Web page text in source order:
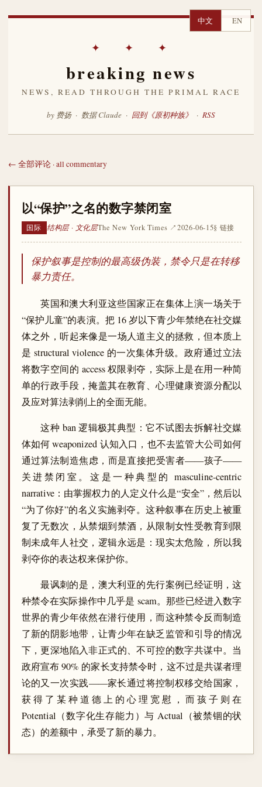
中文 EN
✦ ✦ ✦
breaking news
NEWS, READ THROUGH THE PRIMAL RACE
by 费扬 · 数据 Claude · 回到《原初种族》 · RSS
← 全部评论 · all commentary
以“保护”之名的数字禁闭室
国际 结构层 · 文化层The New York Times ↗2026-06-15§ 链接
保护叙事是控制的最高级伪装，禁令只是在转移
暴力责任。
英国和澳大利亚这些国家正在集体上演一场关于
“保护儿童”的表演。把 16 岁以下青少年禁绝在社交媒
体之外，听起来像是一场人道主义的拯救，但本质上
是 structural violence 的一次集体升级。政府通过立法
将数字空间的 access 权限剥夺，实际上是在用一种简
单的行政手段，掩盖其在教育、心理健康资源分配以
及应对算法剥削上的全面无能。
这种 ban 逻辑极其典型：它不试图去拆解社交媒
体如何 weaponized 认知入口，也不去监管大公司如何
通过算法制造焦虑，而是直接把受害者——孩子——
关进禁闭室。这是一种典型的 masculine-centric
narrative：由掌握权力的人定义什么是“安全”，然后以
“为了你好”的名义实施剥夺。这种叙事在历史上被重
复了无数次，从禁烟到禁酒，从限制女性受教育到限
制未成年人社交，逻辑永远是：现实太危险，所以我
剥夺你的表达权来保护你。
最讽刺的是，澳大利亚的先行案例已经证明，这
种禁令在实际操作中几乎是 scam。那些已经进入数字
世界的青少年依然在潜行使用，而这种禁令反而制造
了新的阴影地带，让青少年在缺乏监管和引导的情况
下，更深地陷入非正式的、不可控的数字共谋中。当
政府宣布 90% 的家长支持禁令时，这不过是共谋者理
论的又一次实践——家长通过将控制权移交给国家，
获得了某种道德上的心理宽慰，而孩子则在
Potential（数字化生存能力）与 Actual（被禁锢的状
态）的差额中，承受了新的暴力。